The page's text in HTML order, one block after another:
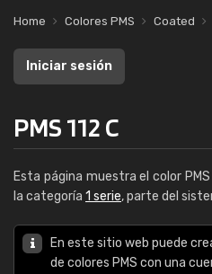
Home Colores PMS Coated
Iniciar sesión
PMS 112 C
Esta página muestra el color PMS
la categoría 1 serie, parte del
En este sitio web puede
de colores PMS con una